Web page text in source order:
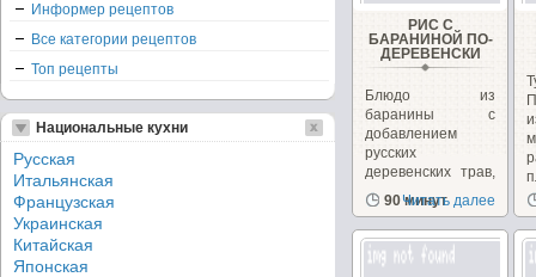
РИС С
БАРАНИНОЙ ПО-
ДЕРЕВЕНСКИ
Блюдо из
баранины с
добавлением
русских
деревенских трав,
совсем не
традиционных...
90 минут
Читать далее
Информер рецептов
Все категории рецептов
Топ рецепты
Национальные кухни
Русская
Итальянская
Французская
Украинская
Китайская
Японская